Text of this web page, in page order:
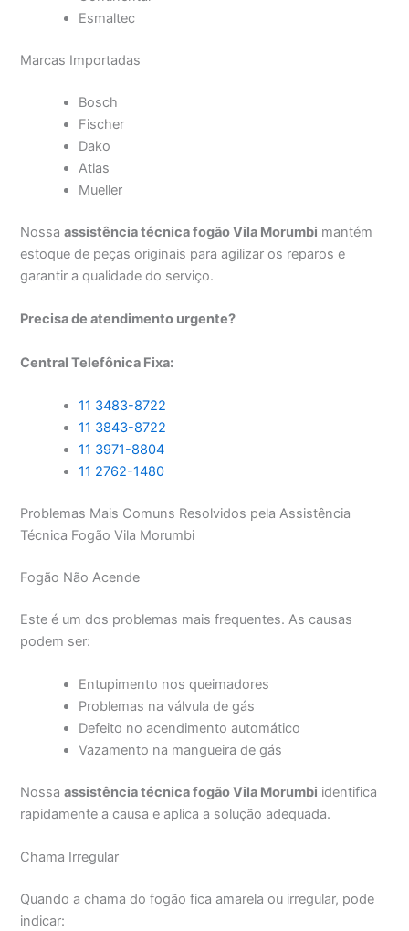
Esmaltec
Marcas Importadas
Bosch
Fischer
Dako
Atlas
Mueller
Nossaassistência técnica fogão Vila Morumbi mantém
estoque de peças originais para agilizar os reparos e
garantir a qualidade do serviço.
Precisa de atendimento urgente?
Central Telefônica Fixa:
11 3483-8722
11 3843-8722
11 3971-8804
11 2762-1480
Problemas Mais Comuns Resolvidos pela Assistência
Técnica Fogão Vila Morumbi
Fogão Não Acende
Este é um dos problemas mais frequentes. As causas
podem ser:
Entupimento nos queimadores
Problemas na válvula de gás
Defeito no acendimento automático
Vazamento na mangueira de gás
Nossaassistência técnica fogão Vila Morumbi identifica
rapidamente a causa e aplica a solução adequada.
Chama Irregular
Quando a chama do fogão fica amarela ou irregular, pode
indicar: